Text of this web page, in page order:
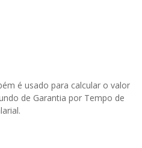
é usado para calcular o valor
de Garantia por Tempo de